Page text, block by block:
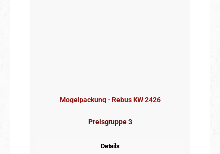
Mogelpackung - Rebus KW 2426
Preisgruppe 3
Details